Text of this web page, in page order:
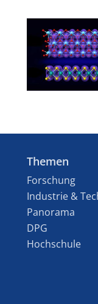
Themen
Forschung
Industrie &
Panorama
DPG
Hochschule